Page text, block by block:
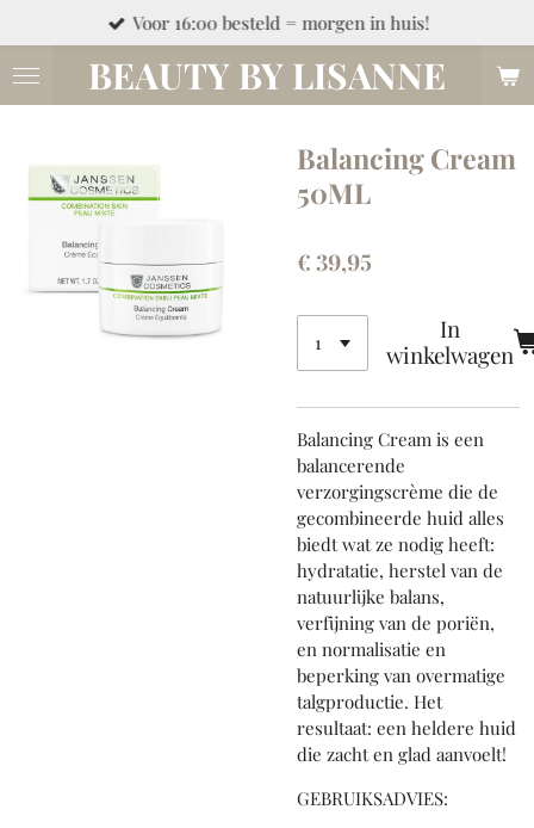
direct
naar
de
BEAUTY BY LISANNE
Voor 16:00 besteld = morgen in huis!
Balancing Cream
50ML
€ 39,95
In
winkelwagen
Balancing Cream is een
balancerende
verzorgingscrème die de
gecombineerde huid alles
biedt wat ze nodig heeft:
hydratatie, herstel van de
natuurlijke balans,
verfijning van de poriën,
en normalisatie en
beperking van overmatige
talgproductie. Het
resultaat: een heldere huid
die zacht en glad aanvoelt!
GEBRUIKSADVIES: